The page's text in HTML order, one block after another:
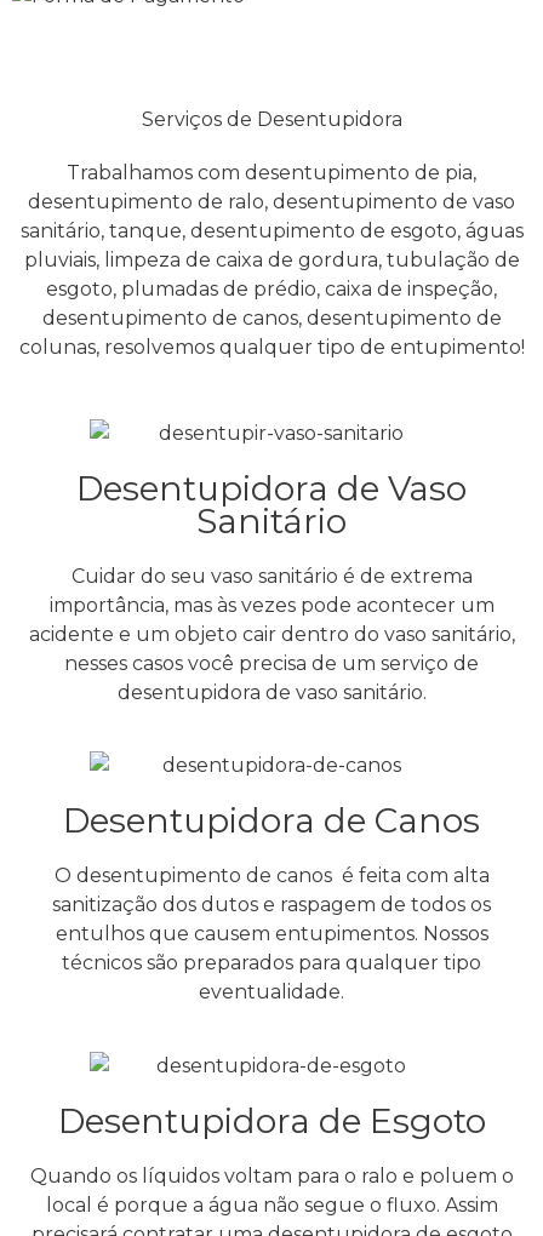
Serviços de Desentupidora
Trabalhamos com desentupimento de pia,
desentupimento de ralo, desentupimento de vaso
sanitário, tanque, desentupimento de esgoto, águas
pluviais, limpeza de caixa de gordura, tubulação de
esgoto, plumadas de prédio, caixa de inspeção,
desentupimento de canos, desentupimento de
colunas, resolvemos qualquer tipo de entupimento!
Desentupidora de Vaso
Sanitário
Cuidar do seu vaso sanitário é de extrema
importância, mas às vezes pode acontecer um
acidente e um objeto cair dentro do vaso sanitário,
nesses casos você precisa de um serviço de
desentupidora de vaso sanitário.
Desentupidora de Canos
O desentupimento de canos é feita com alta
sanitização dos dutos e raspagem de todos os
entulhos que causem entupimentos. Nossos
técnicos são preparados para qualquer tipo
eventualidade.
Desentupidora de Esgoto
Quando os líquidos voltam para o ralo e poluem o
local é porque a água não segue o fluxo. Assim